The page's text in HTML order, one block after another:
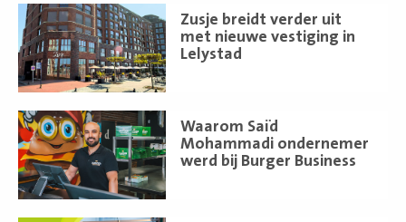
Zusje breidt verder uit
met nieuwe vestiging in
Lelystad
Lees
meer
Waarom Saïd
Mohammadi ondernemer
werd bij Burger Business
Lees
meer